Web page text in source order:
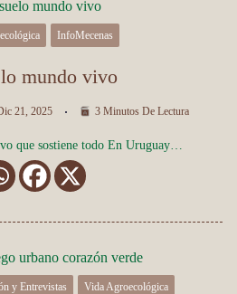
InfoMecenas
mundo vivo
21, 2025 3 Minutos De Lectura
que sostiene todo En Uruguay…
y Entrevistas Vida Agroecológica